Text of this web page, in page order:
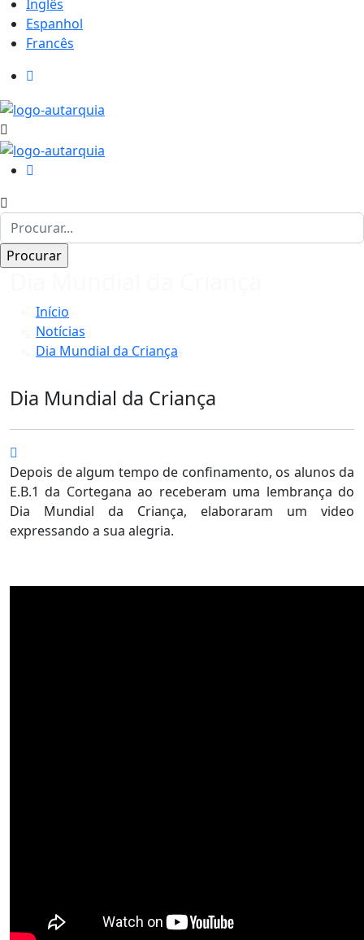
Inglês
Espanhol
Francês
Início
Notícias
Dia Mundial da Criança
Dia Mundial da Criança
Depois de algum tempo de confinamento, os alunos da
E.B.1 da Cortegana ao receberam uma lembrança do
Dia Mundial da Criança, elaboraram um video
expressando a sua alegria.